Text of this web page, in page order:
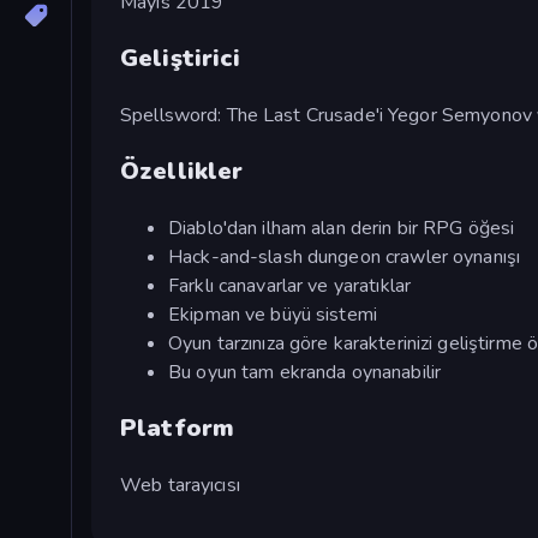
Geliştirici
Spellsword: The Last Crusade'i Yegor Semyonov
Özellikler
Diablo'dan ilham alan derin bir RPG öğesi
Hack-and-slash dungeon crawler oynanışı
Farklı canavarlar ve yaratıklar
Ekipman ve büyü sistemi
Oyun tarzınıza göre karakterinizi geliştirme
Bu oyun tam ekranda oynanabilir
Platform
Web tarayıcısı